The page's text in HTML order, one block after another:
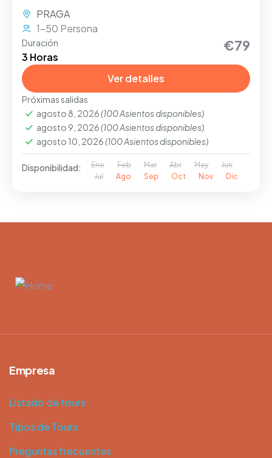
PRAGA
1-50 Persona
Duración
3 Horas
€79
Ver detalles
Próximas salidas
agosto 8, 2026(100 Asientos disponibles)
agosto 9, 2026(100 Asientos disponibles)
agosto 10, 2026(100 Asientos disponibles)
Disponibilidad: Ene Feb Mar Abr May
Jun
Jul
Ago Sep Oct Nov Dic
Empresa
Listado de tours
Tipos de Tours
Preguntas frecuentes